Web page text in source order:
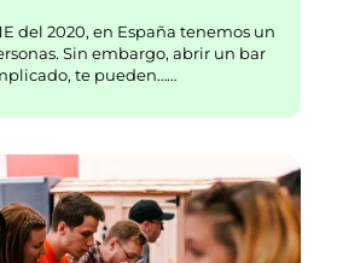
del 2020, en España tenemos un
Sin embargo, abrir un bar
te pueden……